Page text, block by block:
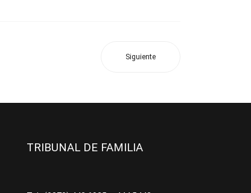
Siguiente
TRIBUNAL DE FAMILIA